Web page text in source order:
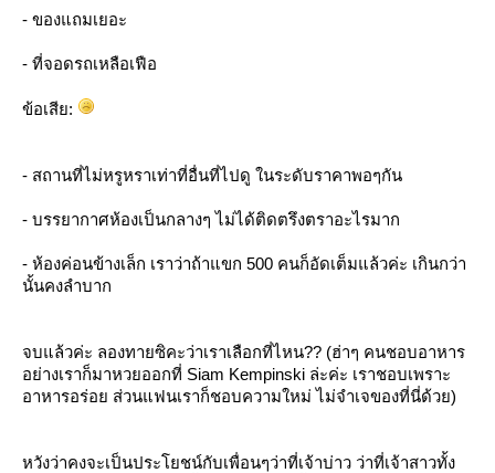
- ของแถมเยอะ
- ที่จอดรถเหลือเฟือ
ข้อเสีย:
- สถานที่ไม่หรูหราเท่าที่อื่นที่ไปดู ในระดับราคาพอๆกัน
- บรรยากาศห้องเป็นกลางๆ ไม่ได้ติดตรึงตราอะไรมาก
- ห้องค่อนข้างเล็ก เราว่าถ้าแขก 500 คนก็อัดเต็มแล้วค่ะ เกินกว่า
นั้นคงลำบาก
จบแล้วค่ะ ลองทายซิคะว่าเราเลือกที่ไหน?? (ฮ่าๆ คนชอบอาหาร
อย่างเราก็มาหวยออกที่ Siam Kempinski ล่ะค่ะ เราชอบเพราะ
อาหารอร่อย ส่วนแฟนเราก็ชอบความใหม่ ไม่จำเจของที่นี่ด้วย)
หวังว่าคงจะเป็นประโยชน์กับเพื่อนๆว่าที่เจ้าบ่าว ว่าที่เจ้าสาวทั้ง